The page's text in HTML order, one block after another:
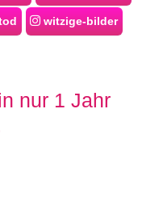
witzige-bilder
nur 1 Jahr